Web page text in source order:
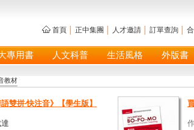
首頁
正中集團 人才邀請 訂單查詢
專用書 人文科普 生活風格 外版書
教材
雙拼‧快注音》【學生版】